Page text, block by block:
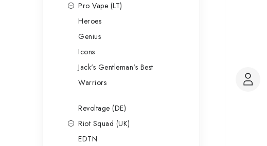
Pro Vape (LT)
Heroes
Genius
Icons
Jack's Gentleman's Best
Warriors
Revoltage (DE)
Riot Squad (UK)
EDTN